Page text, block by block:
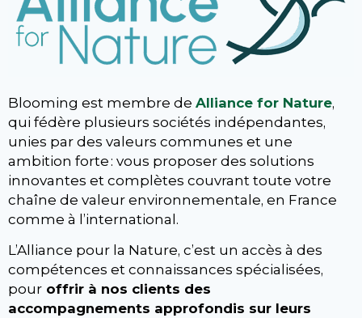
Blooming est membre de Alliance for Nature,
qui fédère plusieurs sociétés indépendantes,
unies par des valeurs communes et une
ambition forte : vous proposer des solutions
innovantes et complètes couvrant toute votre
chaîne de valeur environnementale, en France
comme à l’international.
L’Alliance pour la Nature, c’est un accès à des
compétences et connaissances spécialisées,
pour offrir à nos clients des
accompagnements approfondis sur leurs